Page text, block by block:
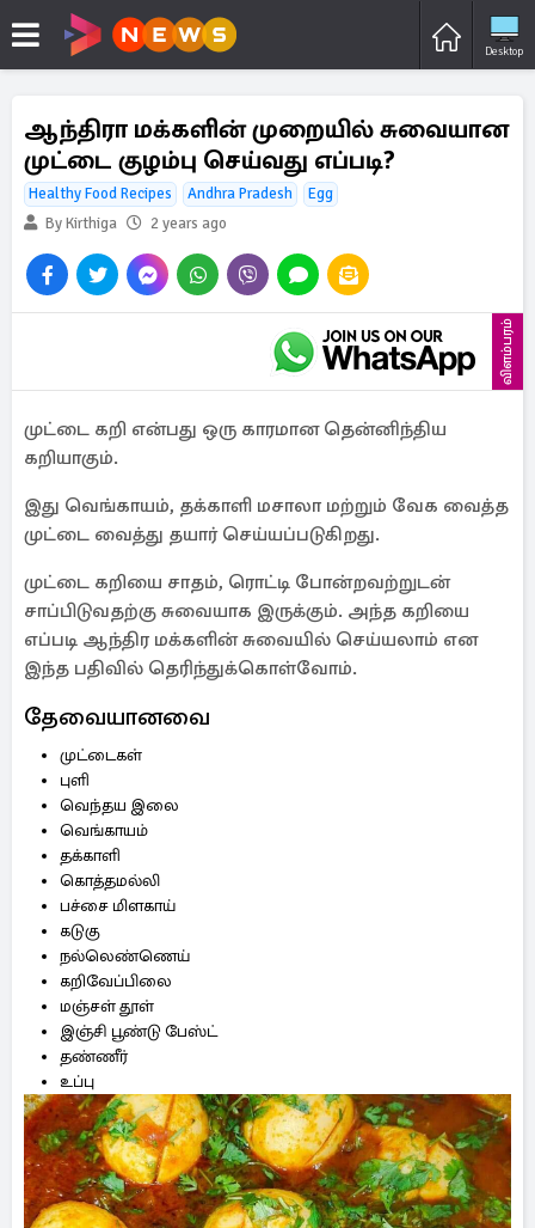
Desktop
ஆந்திரா மக்களின் முறையில் சுவையான
முட்டை குழம்பு செய்வது எப்படி?
Healthy Food Recipes Andhra Pradesh
Egg
By Kirthiga
2 years ago
விளம்பரம்
முட்டை கறி என்பது ஒரு காரமான தென்னிந்திய
கறியாகும்.
இது வெங்காயம், தக்காளி மசாலா மற்றும் வேக வைத்த
முட்டை வைத்து தயார் செய்யப்படுகிறது.
முட்டை கறியை சாதம், ரொட்டி போன்றவற்றுடன்
சாப்பிடுவதற்கு சுவையாக இருக்கும். அந்த கறியை
எப்படி ஆந்திர மக்களின் சுவையில் செய்யலாம் என
இந்த பதிவில் தெரிந்துக்கொள்வோம்.
தேவையானவை
முட்டைகள்
புளி
வெந்தய இலை
வெங்காயம்
தக்காளி
கொத்தமல்லி
பச்சை மிளகாய்
கடுகு
நல்லெண்ணெய்
கறிவேப்பிலை
மஞ்சள் தூள்
இஞ்சி பூண்டு பேஸ்ட்
தண்ணீர்
உப்பு